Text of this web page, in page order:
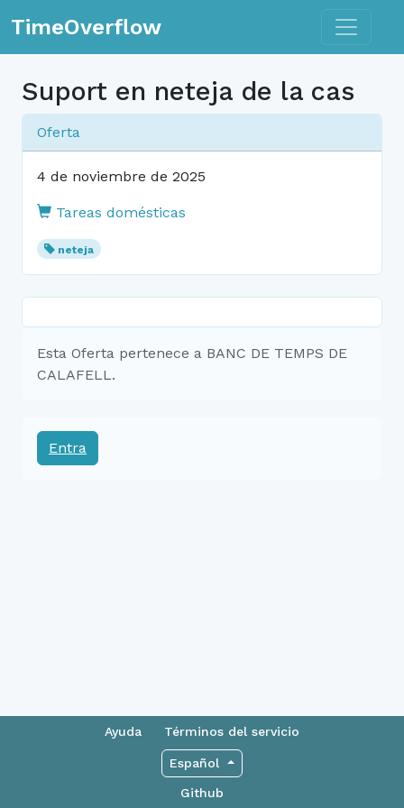
TimeOverflow Toggle
Suport en neteja de la cas
Oferta
4 de noviembre de 2025
Tareas domésticas
neteja
Esta Oferta pertenece a BANC DE TEMPS DE
CALAFELL.
Entra
Ayuda Términos del servicio
Español
Github